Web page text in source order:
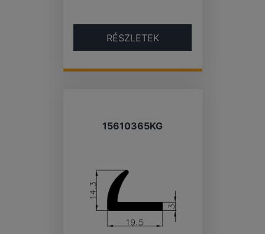
RÉSZLETEK
15610365KG